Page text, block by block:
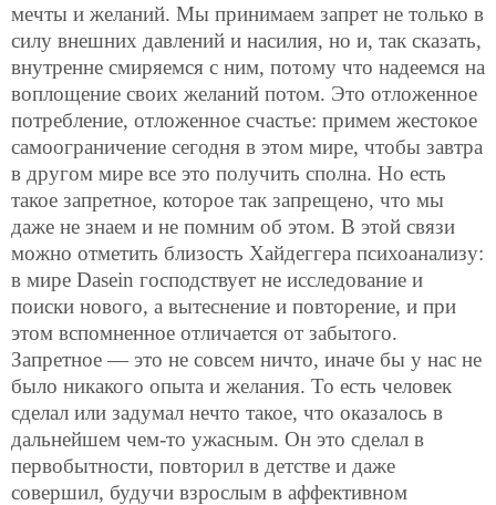
мечты и желаний. Мы принимаем запрет не только в
силу внешних давлений и насилия, но и, так сказать,
внутренне смиряемся с ним, потому что надеемся на
воплощение своих желаний потом. Это отложенное
потребление, отложенное счастье: примем жестокое
самоограничение сегодня в этом мире, чтобы завтра
в другом мире все это получить сполна. Но есть
такое запретное, которое так запрещено, что мы
даже не знаем и не помним об этом. В этой связи
можно отметить близость Хайдеггера психоанализу:
в мире Dasein господствует не исследование и
поиски нового, а вытеснение и повторение, и при
этом вспомненное отличается от забытого.
Запретное — это не совсем ничто, иначе бы у нас не
было никакого опыта и желания. То есть человек
сделал или задумал нечто такое, что оказалось в
дальнейшем чем-то ужасным. Он это сделал в
первобытности, повторил в детстве и даже
совершил, будучи взрослым в аффективном